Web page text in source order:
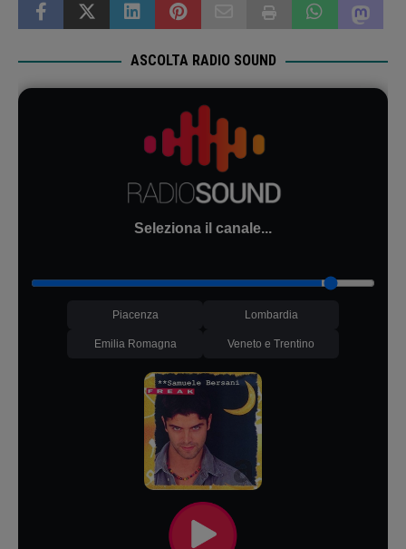
ASCOLTA RADIO SOUND
Seleziona il canale...
Piacenza Lombardia
Emilia Romagna Veneto e Trentino